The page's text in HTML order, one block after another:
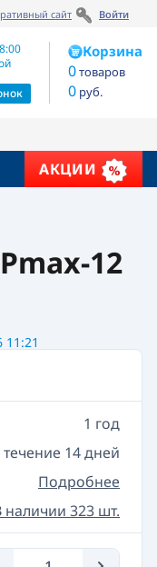
сайт Войти
Корзина
0товаров
0 руб.
АКЦИИ
12
11:21
1 год
течение 14 дней
Подробнее
наличии 323 шт.